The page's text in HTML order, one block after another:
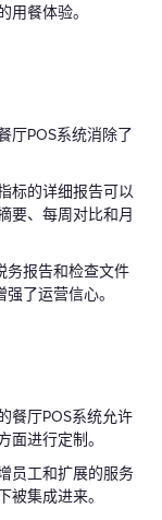
用餐体验。
厅POS系统消除了
标的详细报告可以
要、每周对比和月
报告和检查文件
了运营信心。
餐厅POS系统允许
进行定制。
员工和扩展的服务
集成进来。